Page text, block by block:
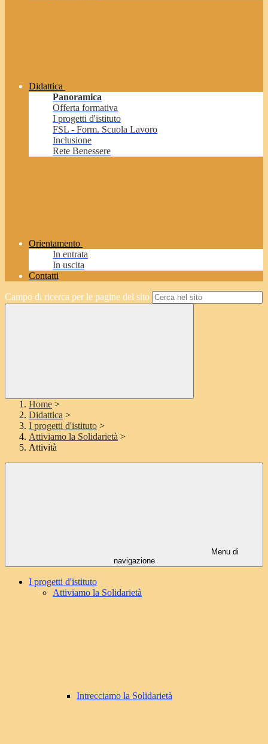
Didattica
Panoramica
Offerta formativa
I progetti d'istituto
FSL - Form. Scuola Lavoro
Inclusione
Rete Benessere
Orientamento
In entrata
In uscita
Contatti
Campo di ricerca per le pagine del sito
Home >
Didattica >
I progetti d'istituto >
Attiviamo la Solidarietà >
Attività
Menu di
navigazione
I progetti d'istituto
Attiviamo la Solidarietà
Intrecciamo la Solidarietà